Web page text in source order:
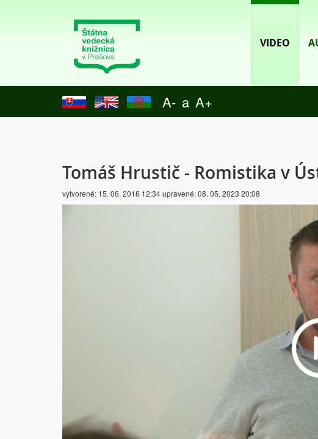
VIDEO
A- a A+
Tomáš Hrustič - Romistika v
vytvorené: 15. 06. 2016 12:34upravené:08. 05. 2023 20:08